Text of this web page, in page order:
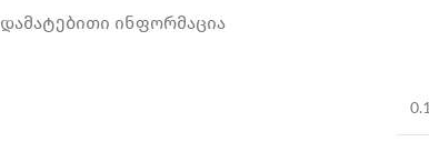
ᲓᲐᲛᲐᲢᲔᲑᲘᲗᲘ ᲘᲜᲤᲝᲠᲛᲐᲪᲘᲐ